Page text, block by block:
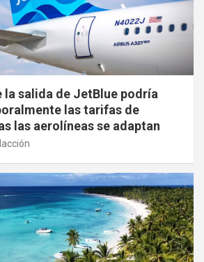
la salida de JetBlue podría
las tarifas de
las aerolíneas se adaptan